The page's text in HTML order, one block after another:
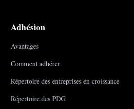
Adhésion
Avantages
Comment adhérer
Répertoire des entreprises en croissance
Répertoire des PDG